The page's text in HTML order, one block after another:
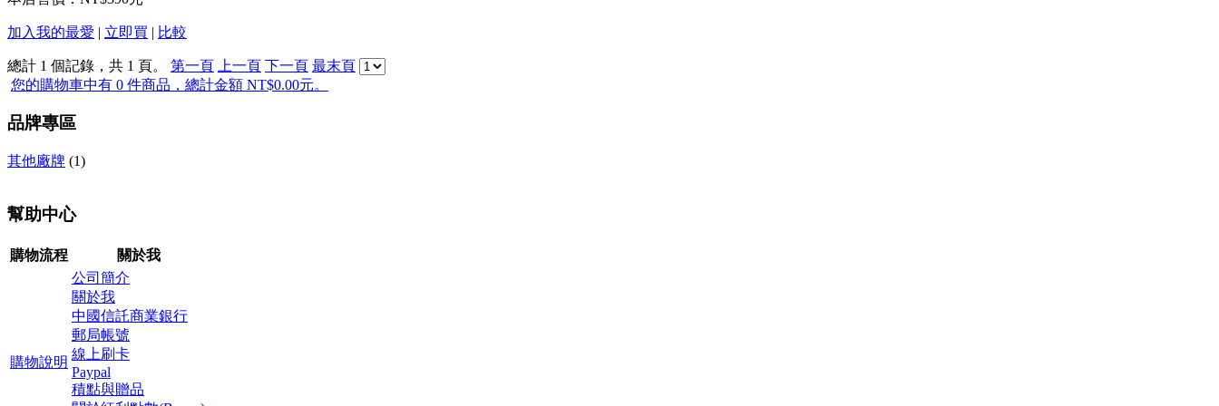
加入我的最愛 | 立即買 | 比較
總計 1 個記錄，共 1 頁。 第一頁 上一頁 下一頁 最末頁
您的購物車中有 0 件商品，總計金額 NT$0.00元。
品牌專區
其他廠牌 (1)
幫助中心
購物流程 關於我
購物說明
公司簡介
關於我
中國信託商業銀行
郵局帳號
線上刷卡
Paypal
積點與贈品